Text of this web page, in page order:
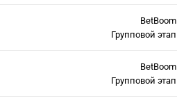
BetBoom
Групповой этап
BetBoom
Групповой этап